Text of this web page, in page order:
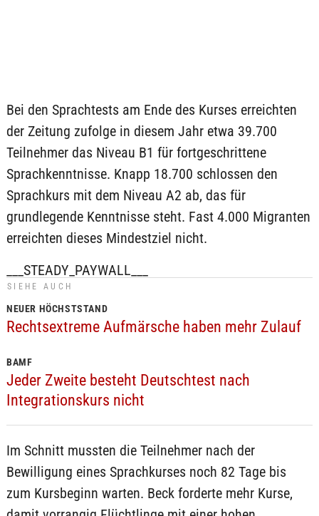
Bei den Sprachtests am Ende des Kurses erreichten
der Zeitung zufolge in diesem Jahr etwa 39.700
Teilnehmer das Niveau B1 für fortgeschrittene
Sprachkenntnisse. Knapp 18.700 schlossen den
Sprachkurs mit dem Niveau A2 ab, das für
grundlegende Kenntnisse steht. Fast 4.000 Migranten
erreichten dieses Mindestziel nicht.
___STEADY_PAYWALL___
SIEHE AUCH
NEUER HÖCHSTSTAND
Rechtsextreme Aufmärsche haben mehr Zulauf
BAMF
Jeder Zweite besteht Deutschtest nach
Integrationskurs nicht
Im Schnitt mussten die Teilnehmer nach der
Bewilligung eines Sprachkurses noch 82 Tage bis
zum Kursbeginn warten. Beck forderte mehr Kurse,